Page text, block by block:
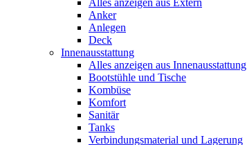
Alles anzeigen aus Extern
Anker
Anlegen
Deck
Innenausstattung
Alles anzeigen aus Innenausstattung
Bootstühle und Tische
Kombüse
Komfort
Sanitär
Tanks
Verbindungsmaterial und Lagerung